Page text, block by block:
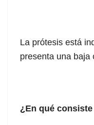
La prótesis está
presenta una baja
¿En qué